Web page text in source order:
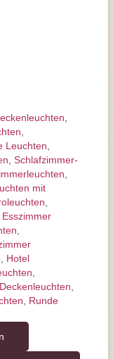
Leuchten
Schlafzimmer­
mit
Esszimmer
Hotel
Runde